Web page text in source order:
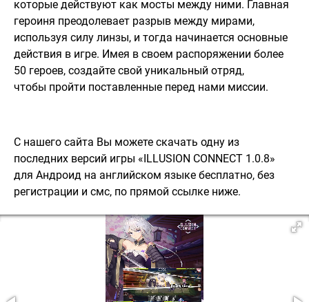
которые действуют как мосты между ними. Главная
героиня преодолевает разрыв между мирами,
используя силу линзы, и тогда начинается основные
действия в игре. Имея в своем распоряжении более
50 героев, создайте свой уникальный отряд,
чтобы пройти поставленные перед нами миссии.
С нашего сайта Вы можете скачать одну из
последних версий игры «ILLUSION CONNECT 1.0.8»
для Андроид на английском языке бесплатно, без
регистрации и смс, по прямой ссылке ниже.